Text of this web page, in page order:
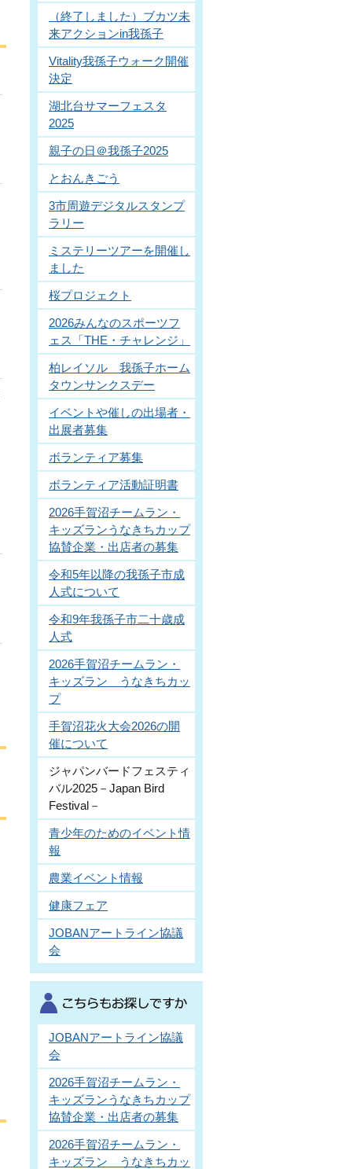
（終了しました）ブカツ未
来アクションin我孫子
Vitality我孫子ウォーク開催
決定
湖北台サマーフェスタ
2025
親子の日＠我孫子2025
とおんきごう
3市周遊デジタルスタンプ
ラリー
ミステリーツアーを開催し
ました
桜プロジェクト
2026みんなのスポーツフ
ェス「THE・チャレンジ」
柏レイソル 我孫子ホーム
タウンサンクスデー
イベントや催しの出場者・
出展者募集
ボランティア募集
ボランティア活動証明書
2026手賀沼チームラン・
キッズランうなきちカップ
協賛企業・出店者の募集
令和5年以降の我孫子市成
人式について
令和9年我孫子市二十歳成
人式
2026手賀沼チームラン・
キッズラン うなきちカッ
プ
手賀沼花火大会2026の開
催について
ジャパンバードフェスティ
バル2025－Japan Bird
Festival－
青少年のためのイベント情
報
農業イベント情報
健康フェア
JOBANアートライン協議
会
JOBANアートライン協議
会
2026手賀沼チームラン・
キッズランうなきちカップ
協賛企業・出店者の募集
2026手賀沼チームラン・
キッズラン うなきちカッ